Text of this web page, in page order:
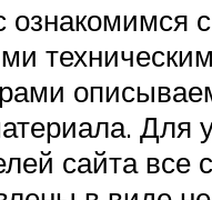
ознакомимся с
Для
сайта все